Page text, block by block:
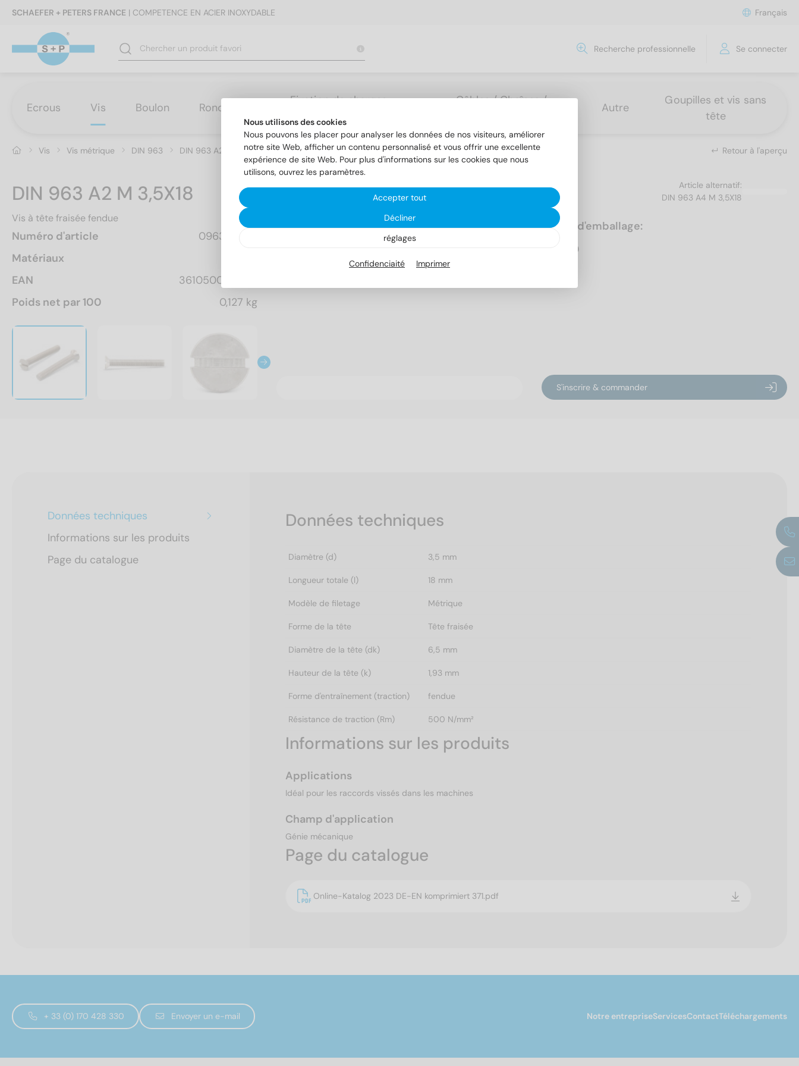
SCHAEFER + PETERS FRANCE | COMPETENCE EN ACIER INOXYDABLE Français
Recherche professionnelle Se connecter
Ecrous Vis Boulon Rondelles
Fixation de charges
lourdes
Câbles / Chaînes /
Autre
Goupilles et vis sans
tête
Vis Vis métrique DIN 963 DIN 963 A2 M 3,5X18 Retour à l'aperçu
DIN 963 A2 M 3,5X18
Vis à tête fraisée fendue
Numéro d'article
0963235 18
Matériaux
EAN
3610500161506
Poids net par 100
0,127 kg
Article alternatif:
DIN 963 A4 M 3,5X18
Unités d'emballage:
500
S'inscrire & commander
Données techniques
Informations sur les produits
Page du catalogue
Données techniques
Diamètre (d) 3,5 mm
Longueur totale (l) 18 mm
Modèle de filetage Métrique
Forme de la tête Tête fraisée
Diamètre de la tête (dk) 6,5 mm
Hauteur de la tête (k) 1,93 mm
Forme d'entraînement (traction) fendue
Résistance de traction (Rm) 500 N/mm²
Informations sur les produits
Applications
Idéal pour les raccords vissés dans les machines
Champ d'application
Génie mécanique
Page du catalogue
Online-Katalog 2023 DE-EN komprimiert 371.pdf
+ 33 (0) 170 428 330 Envoyer un e-mail Notre entrepriseServicesContactTéléchargements
Nous utilisons des cookies
Nous pouvons les placer pour analyser les données de nos visiteurs, améliorer
notre site Web, afficher un contenu personnalisé et vous offrir une excellente
expérience de site Web. Pour plus d'informations sur les cookies que nous
utilisons, ouvrez les paramètres.
Accepter tout
Décliner
réglages
Confidenciaité Imprimer